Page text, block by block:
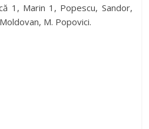
1, Marin 1, Popescu, Sandor,
M. Popovici.